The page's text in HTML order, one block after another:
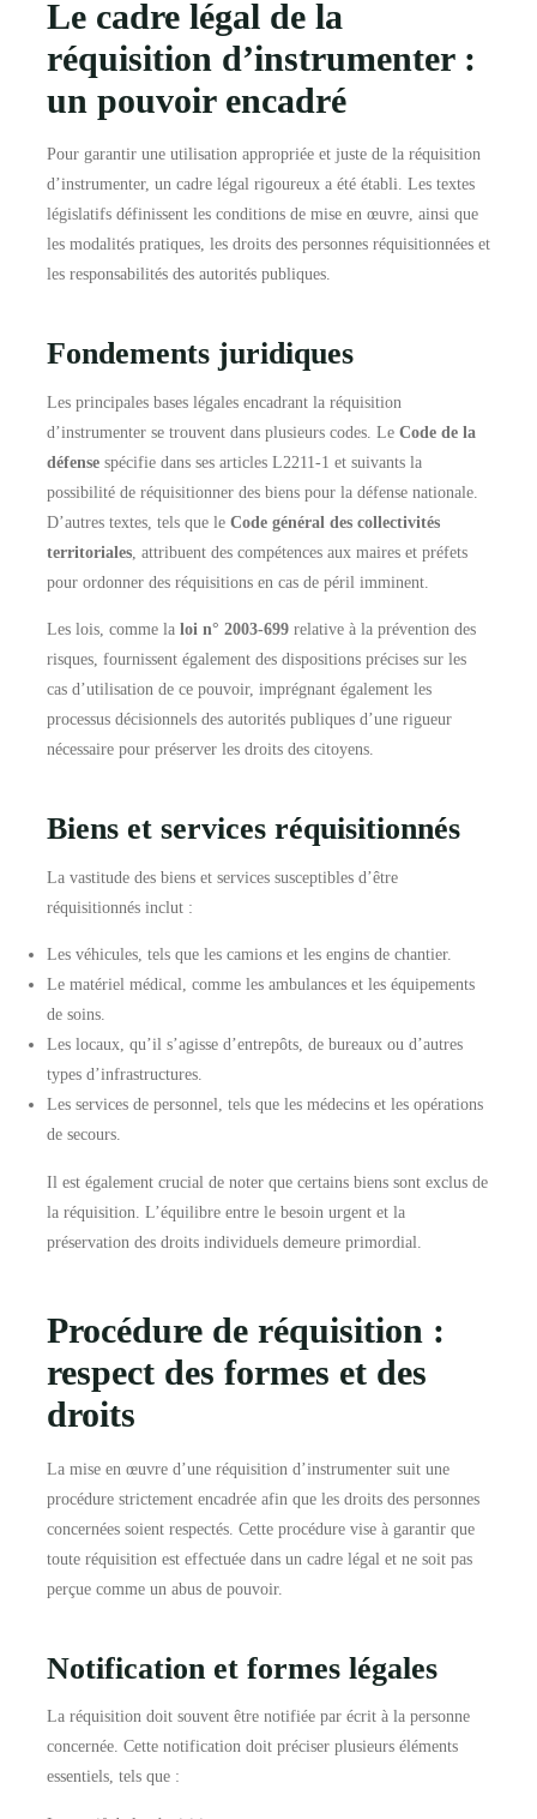
Le cadre légal de la
réquisition d’instrumenter :
un pouvoir encadré
Pour garantir une utilisation appropriée et juste de la réquisition
d’instrumenter, un cadre légal rigoureux a été établi. Les textes
législatifs définissent les conditions de mise en œuvre, ainsi que
les modalités pratiques, les droits des personnes réquisitionnées et
les responsabilités des autorités publiques.
Fondements juridiques
Les principales bases légales encadrant la réquisition
d’instrumenter se trouvent dans plusieurs codes. Le Code de la
défensespécifie dans ses articles L2211-1 et suivants la
possibilité de réquisitionner des biens pour la défense nationale.
D’autres textes, tels que le Code général des collectivités
territoriales, attribuent des compétences aux maires et préfets
pour ordonner des réquisitions en cas de péril imminent.
Les lois, comme la loi n° 2003-699relative à la prévention des
risques, fournissent également des dispositions précises sur les
cas d’utilisation de ce pouvoir, imprégnant également les
processus décisionnels des autorités publiques d’une rigueur
nécessaire pour préserver les droits des citoyens.
Biens et services réquisitionnés
La vastitude des biens et services susceptibles d’être
réquisitionnés inclut :
Les véhicules, tels que les camions et les engins de chantier.
Le matériel médical, comme les ambulances et les équipements
de soins.
Les locaux, qu’il s’agisse d’entrepôts, de bureaux ou d’autres
types d’infrastructures.
Les services de personnel, tels que les médecins et les opérations
de secours.
Il est également crucial de noter que certains biens sont exclus de
la réquisition. L’équilibre entre le besoin urgent et la
préservation des droits individuels demeure primordial.
Procédure de réquisition :
respect des formes et des
droits
La mise en œuvre d’une réquisition d’instrumenter suit une
procédure strictement encadrée afin que les droits des personnes
concernées soient respectés. Cette procédure vise à garantir que
toute réquisition est effectuée dans un cadre légal et ne soit pas
perçue comme un abus de pouvoir.
Notification et formes légales
La réquisition doit souvent être notifiée par écrit à la personne
concernée. Cette notification doit préciser plusieurs éléments
essentiels, tels que :